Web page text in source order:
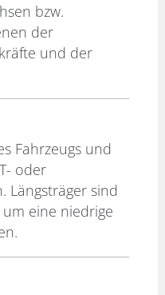
bzw.
der
und der
Fahrzeugs und
oder
Längsträger sind
eine niedrige